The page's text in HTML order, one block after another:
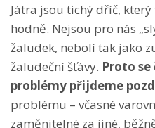
Játra jsou tichý dříč,
hodně. Nejsou pro nás
žaludek, nebolí tak jako
žaludeční šťávy. Proto
problémy přijdeme
problému – včasné
zaměnitelné za jiné,